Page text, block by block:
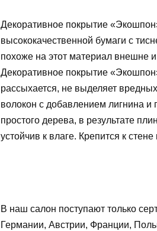
Декоративное покрытие
высококачественной бумаги с
похоже на этот материал внешне
Декоративное покрытие
рассыхается, не выделяет
волокон с добавлением лигнина
простого дерева, в результате
устойчив к влаге. Крепится к
В наш салон поступают только
Германии, Австрии, Франции,